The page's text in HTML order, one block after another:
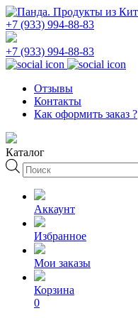
+7 (933) 994-88-83
+7 (933) 994-88-83
Отзывы
Контакты
Как оформить заказ ?
Каталог
Поиск
товаров
Аккаунт
Избранное
Мои заказы
Корзина
0